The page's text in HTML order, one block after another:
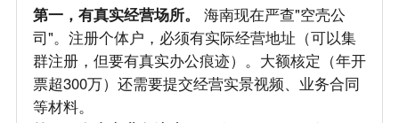
第一，有真实经营场所。
海南现在严查"空壳公
司"。注册个体户，必须有实际经营地址（可以集
群注册，但要有真实办公痕迹）。大额核定（年开
票超300万）还需要提交经营实景视频、业务合同
等材料。